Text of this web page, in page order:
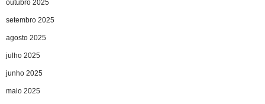
outubro 2025
setembro 2025
agosto 2025
julho 2025
junho 2025
maio 2025